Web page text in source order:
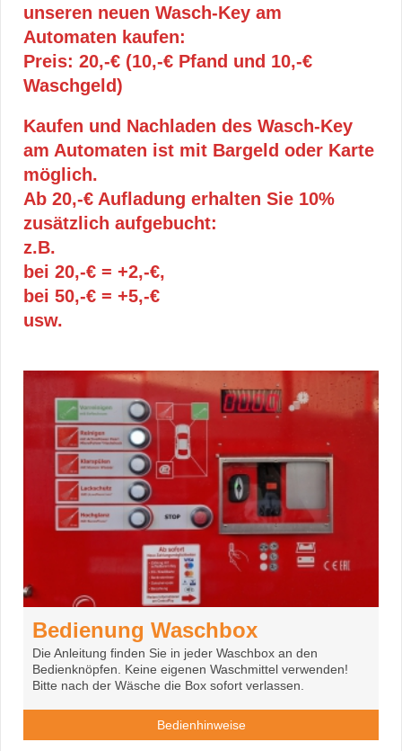
unseren neuen Wasch-Key am
Automaten kaufen:
Preis: 20,-€ (10,-€ Pfand und 10,-€
Waschgeld)
Kaufen und Nachladen des Wasch-Key
am Automaten ist mit Bargeld oder Karte
möglich.
Ab 20,-€ Aufladung erhalten Sie 10%
zusätzlich aufgebucht:
z.B.
bei 20,-€ = +2,-€,
bei 50,-€ = +5,-€
usw.
Bedienung Waschbox
Die Anleitung finden Sie in jeder Waschbox an den
Bedienknöpfen. Keine eigenen Waschmittel verwenden!
Bitte nach der Wäsche die Box sofort verlassen.
Bedienhinweise